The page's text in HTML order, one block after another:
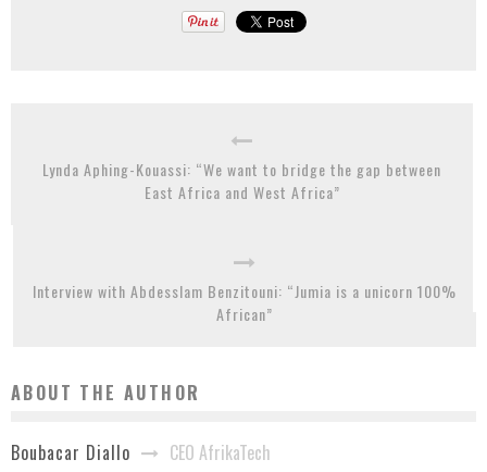
Lynda Aphing-Kouassi: “We want to bridge the gap between
East Africa and West Africa”
Interview with Abdesslam Benzitouni: “Jumia is a unicorn 100%
African”
ABOUT THE AUTHOR
Boubacar Diallo CEO AfrikaTech